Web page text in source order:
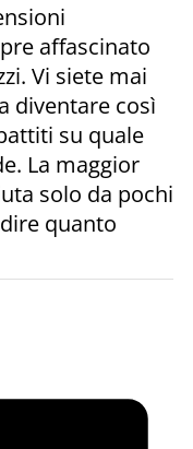
affascinato
Vi siete mai
diventare così
su quale
La maggior
solo da pochi
quanto